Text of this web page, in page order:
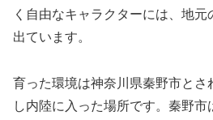
く自由なキャラクターには、地
出ています。
育った環境は神奈川県秦野市とさ
し内陸に入った場所です。秦野